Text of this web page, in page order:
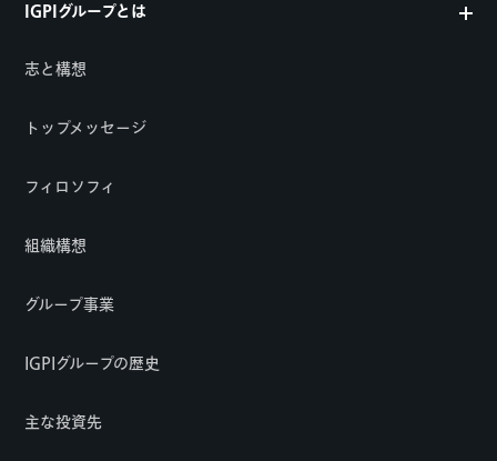
IGPIグループとは
志と構想
トップメッセージ
フィロソフィ
組織構想
グループ事業
IGPIグループの歴史
主な投資先